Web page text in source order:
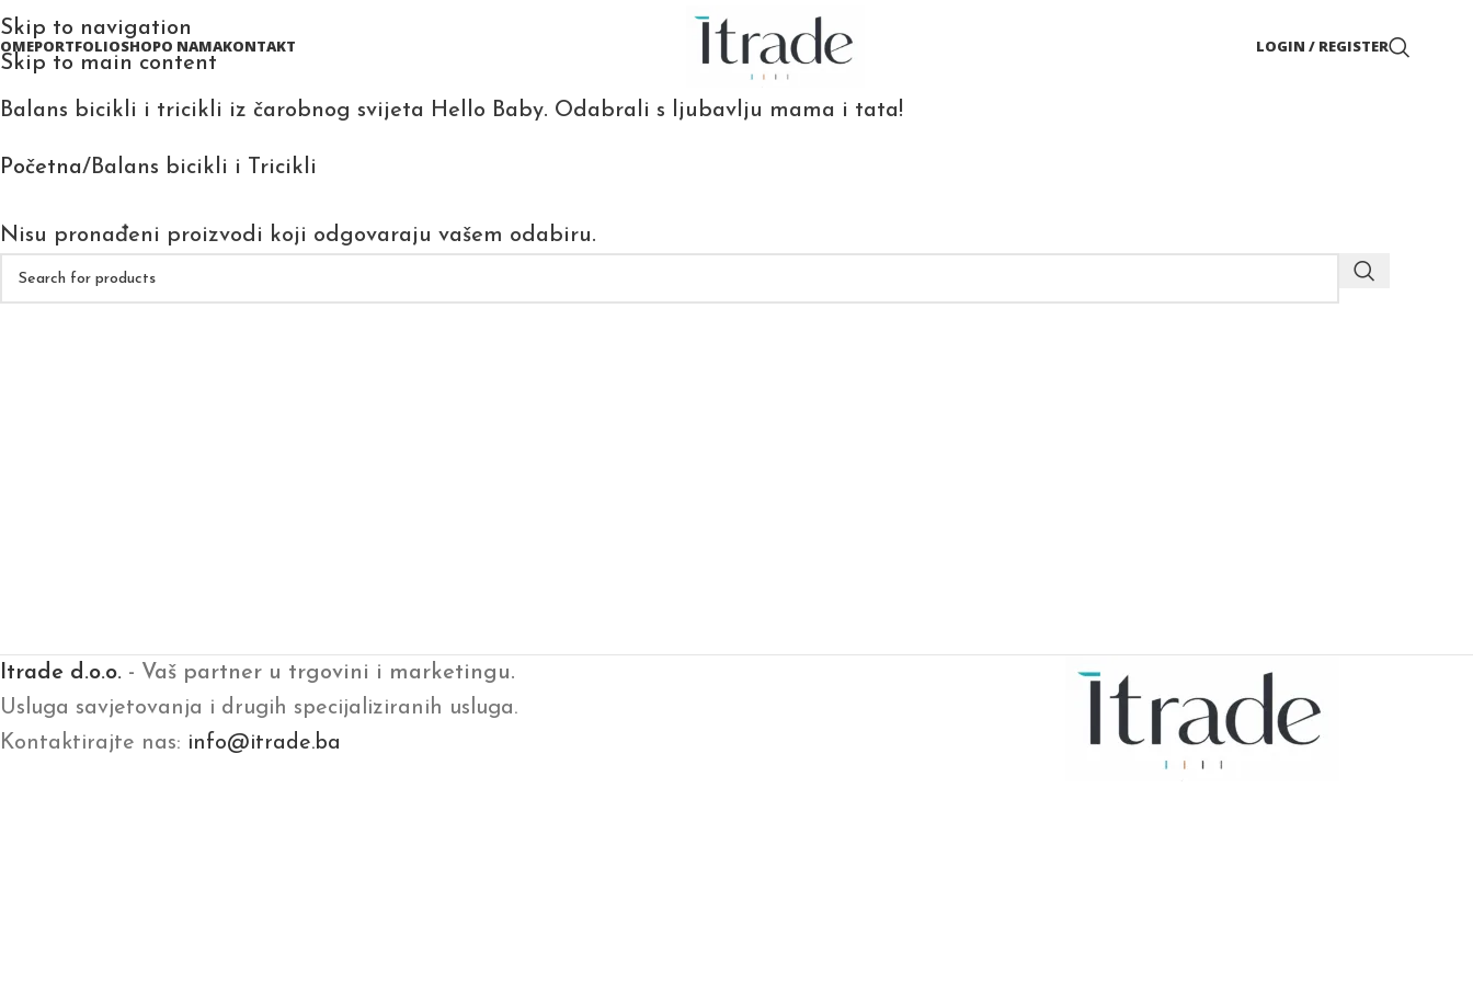
Skip to navigation
Skip to main content
PORTFOLIOSHOPO NAMAKONTAKT LOGIN / REGISTER
Balans bicikli i tricikli iz čarobnog svijeta Hello Baby. Odabrali s ljubavlju mama i tata!
Početna Balans bicikli i Tricikli
Nisu pronađeni proizvodi koji odgovaraju vašem odabiru.
Itrade d.o.o. - Vaš partner u trgovini i marketingu.
Usluga savjetovanja i drugih specijaliziranih usluga.
Kontaktirajte nas: info@itrade.ba